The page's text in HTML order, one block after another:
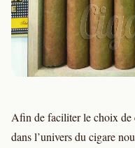
Afin de faciliter le choix de
dans l’univers du cigare